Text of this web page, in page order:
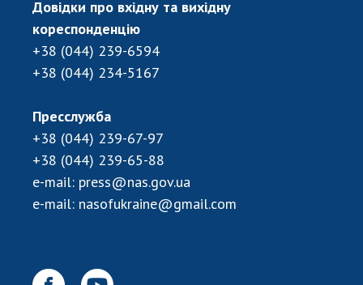
Довідки про вхідну та вихідну
кореспонденцію
+38 (044) 239-6594
+38 (044) 234-5167
Пресслужба
+38 (044) 239-67-97
+38 (044) 239-65-88
e-mail: press@nas.gov.ua
e-mail: nasofukraine@gmail.com